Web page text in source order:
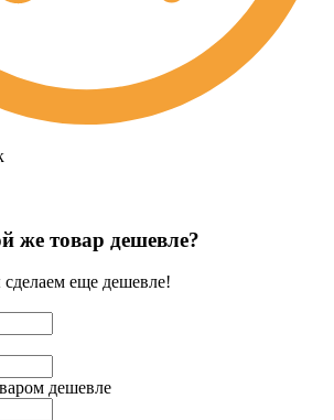
же товар дешевле?
еще дешевле!
дешевле